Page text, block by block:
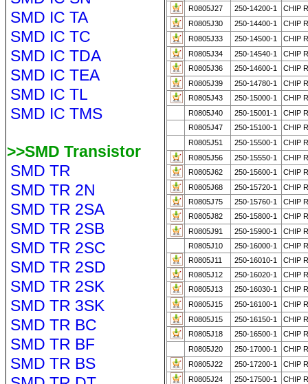
SMD IC TA
SMD IC TC
SMD IC TDA
SMD IC TEA
SMD IC TL
SMD IC TMS
>>SMD Transistor
SMD TR
SMD TR 2N
SMD TR 2SA
SMD TR 2SB
SMD TR 2SC
SMD TR 2SD
SMD TR 2SK
SMD TR 3SK
SMD TR BC
SMD TR BF
SMD TR BS
R0805J27
250-14200-1
CHIP
R0805J30
250-14400-1
CHIP
R0805J33
250-14500-1
CHIP
R0805J34
250-14540-1
CHIP
R0805J36
250-14600-1
CHIP
R0805J39
250-14780-1
CHIP
R0805J43
250-15000-1
CHIP
R0805J40
250-15001-1
CHIP
R0805J47
250-15100-1
CHIP
R0805J51
250-15500-1
CHIP
R0805J56
250-15550-1
CHIP
R0805J62
250-15600-1
CHIP
R0805J68
250-15720-1
CHIP
R0805J75
250-15760-1
CHIP
R0805J82
250-15800-1
CHIP
R0805J91
250-15900-1
CHIP
R0805J10
250-16000-1
CHIP
R0805J11
250-16010-1
CHIP
R0805J12
250-16020-1
CHIP
R0805J13
250-16030-1
CHIP
R0805J15
250-16100-1
CHIP
R0805J15
250-16150-1
CHIP
R0805J18
250-16500-1
CHIP
R0805J20
250-17000-1
CHIP
R0805J22
250-17200-1
CHIP
R0805J24
250-17500-1 CHIP